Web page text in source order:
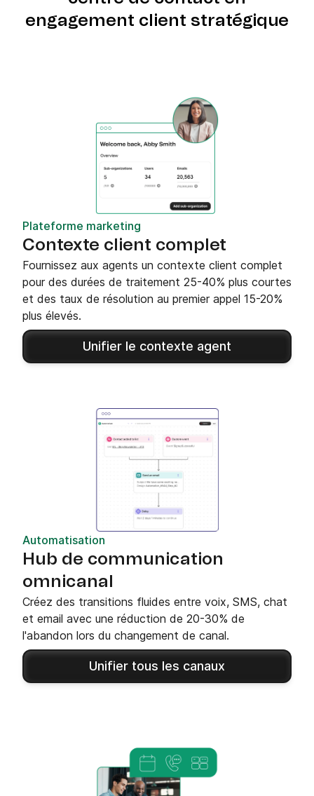
engagement client stratégique
Plateforme marketing
Contexte client complet
Fournissez aux agents un contexte client complet
pour des durées de traitement 25-40% plus courtes
et des taux de résolution au premier appel 15-20%
plus élevés.
Unifier le contexte agent
Automatisation
Hub de communication
omnicanal
Créez des transitions fluides entre voix, SMS, chat
et email avec une réduction de 20-30% de
l'abandon lors du changement de canal.
Unifier tous les canaux